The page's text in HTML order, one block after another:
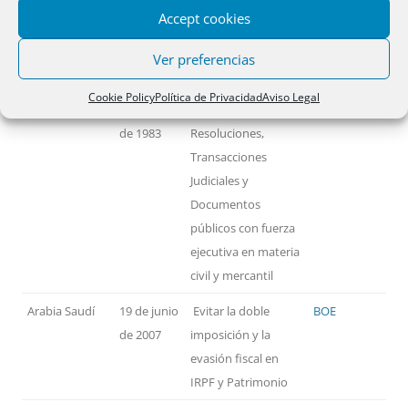
Accept cookies
Ver preferencias
Cookie PolicyPolítica de PrivacidadAviso Legal
de 1983
Resoluciones,
Transacciones
Judiciales y
Documentos
públicos con fuerza
ejecutiva en materia
civil y mercantil
Arabia Saudí
19 de junio
de 2007
Evitar la doble
imposición y la
evasión fiscal en
IRPF y Patrimonio
BOE